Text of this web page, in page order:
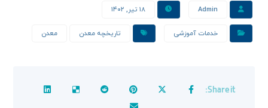
Admin ۱۸ تیر, ۱۴۰۲
خدمات آموزشی تاریخچه معدن معدن